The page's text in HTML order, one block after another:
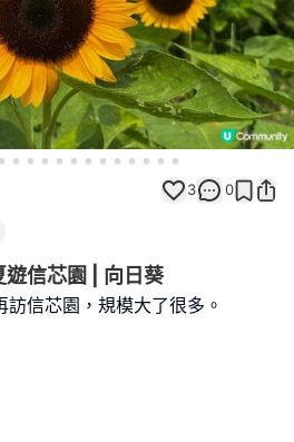
3 0
信芯園 | 向日葵
信芯園，規模大了很多。